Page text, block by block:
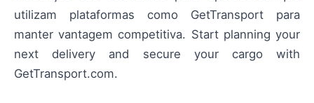
utilizam plataformas como GetTransport para
manter vantagem competitiva. Start planning your
next delivery and secure your cargo with
GetTransport.com.